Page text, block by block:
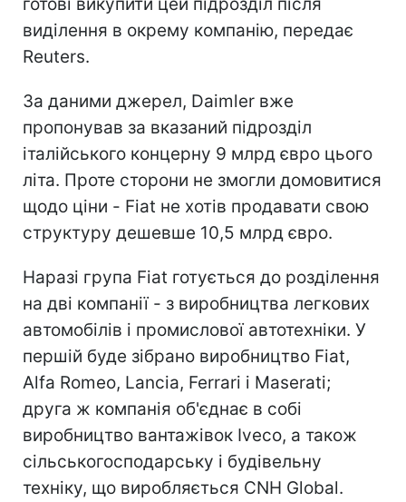
виділення в окрему компанію, передає
Reuters.
За даними джерел, Daimler вже
пропонував за вказаний підрозділ
італійського концерну 9 млрд євро цього
літа. Проте сторони не змогли домовитися
щодо ціни - Fiat не хотів продавати свою
структуру дешевше 10,5 млрд євро.
Наразі група Fiat готується до розділення
на дві компанії - з виробництва легкових
автомобілів і промислової автотехніки. У
першій буде зібрано виробництво Fiat,
Alfa Romeo, Lancia, Ferrari і Maserati;
друга ж компанія об'єднає в собі
виробництво вантажівок Iveco, а також
сільськогосподарську і будівельну
техніку, що виробляється CNH Global.